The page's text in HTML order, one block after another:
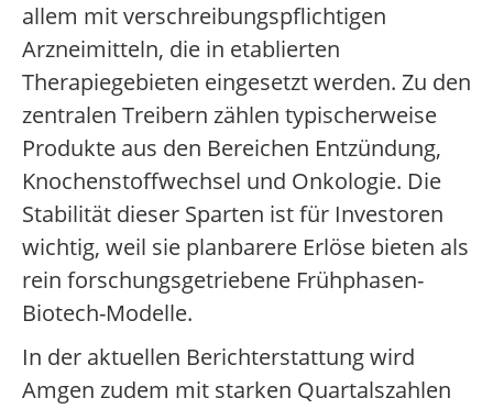
allem mit verschreibungspflichtigen
Arzneimitteln, die in etablierten
Therapiegebieten eingesetzt werden. Zu den
zentralen Treibern zählen typischerweise
Produkte aus den Bereichen Entzündung,
Knochenstoffwechsel und Onkologie. Die
Stabilität dieser Sparten ist für Investoren
wichtig, weil sie planbarere Erlöse bieten als
rein forschungsgetriebene Frühphasen-
Biotech-Modelle.
In der aktuellen Berichterstattung wird
Amgen zudem mit starken Quartalszahlen